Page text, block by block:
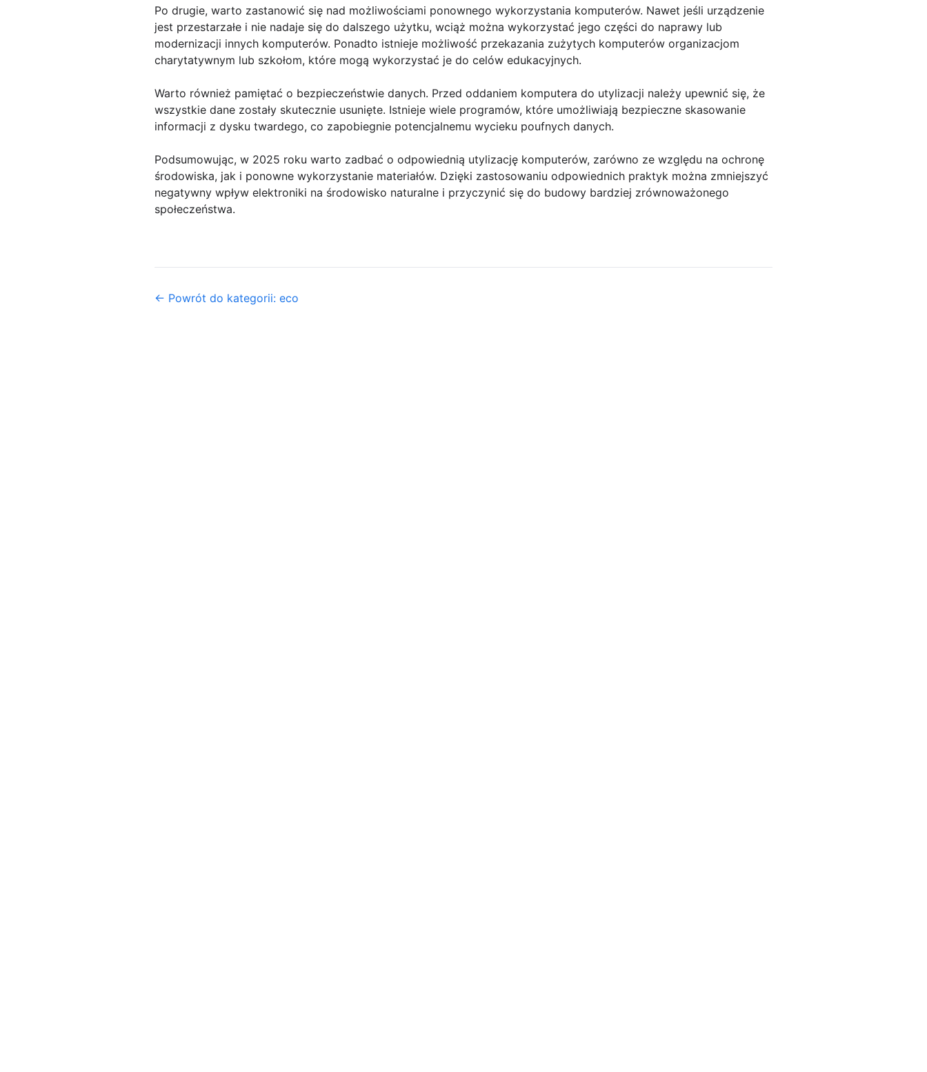
Po drugie, warto zastanowić się nad możliwościami ponownego wykorzystania komputerów. Nawet jeśli urządzenie
jest przestarzałe i nie nadaje się do dalszego użytku, wciąż można wykorzystać jego części do naprawy lub
modernizacji innych komputerów. Ponadto istnieje możliwość przekazania zużytych komputerów organizacjom
charytatywnym lub szkołom, które mogą wykorzystać je do celów edukacyjnych.
Warto również pamiętać o bezpieczeństwie danych. Przed oddaniem komputera do utylizacji należy upewnić się, że
wszystkie dane zostały skutecznie usunięte. Istnieje wiele programów, które umożliwiają bezpieczne skasowanie
informacji z dysku twardego, co zapobiegnie potencjalnemu wycieku poufnych danych.
Podsumowując, w 2025 roku warto zadbać o odpowiednią utylizację komputerów, zarówno ze względu na ochronę
środowiska, jak i ponowne wykorzystanie materiałów. Dzięki zastosowaniu odpowiednich praktyk można zmniejszyć
negatywny wpływ elektroniki na środowisko naturalne i przyczynić się do budowy bardziej zrównoważonego
społeczeństwa.
← Powrót do kategorii: eco